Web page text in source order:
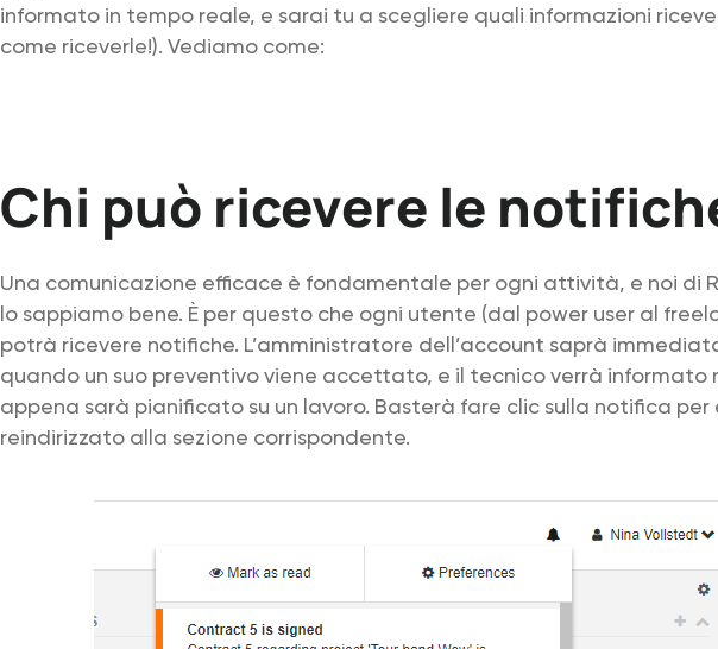
informato in tempo reale, e sarai tu a scegliere quali informazioni
come riceverle!). Vediamo come:
Chi può ricevere le
Una comunicazione efficace è fondamentale per ogni attività, e noi di
lo sappiamo bene. È per questo che ogni utente (dal power user al
potrà ricevere notifiche. L’amministratore dell’account saprà
quando un suo preventivo viene accettato, e il tecnico verrà informato
appena sarà pianificato su un lavoro. Basterà fare clic sulla notifica per
reindirizzato alla sezione corrispondente.